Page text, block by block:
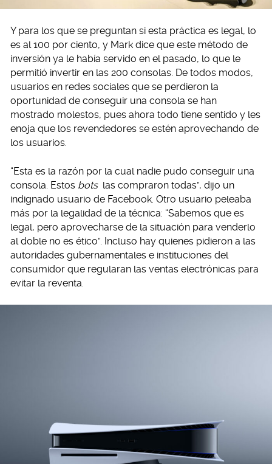
Y para los que se preguntan si esta práctica es legal, lo
es al 100 por ciento, y Mark dice que este método de
inversión ya le había servido en el pasado, lo que le
permitió invertir en las 200 consolas. De todos modos,
usuarios en redes sociales que se perdieron la
oportunidad de conseguir una consola se han
mostrado molestos, pues ahora todo tiene sentido y les
enoja que los revendedores se estén aprovechando de
los usuarios.
“Esta es la razón por la cual nadie pudo conseguir una
consola. Estos bots las compraron todas”, dijo un
indignado usuario de Facebook. Otro usuario peleaba
más por la legalidad de la técnica: “Sabemos que es
legal, pero aprovecharse de la situación para venderlo
al doble no es ético”. Incluso hay quienes pidieron a las
autoridades gubernamentales e instituciones del
consumidor que regularan las ventas electrónicas para
evitar la reventa.